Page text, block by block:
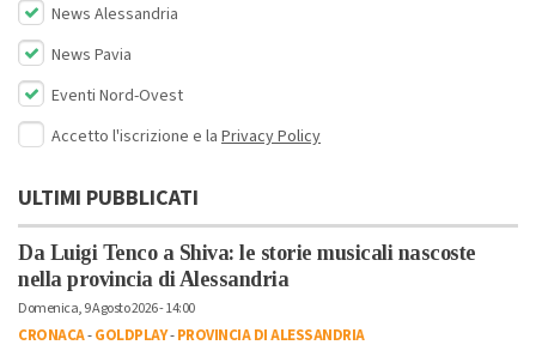
News Alessandria
News Pavia
Eventi Nord-Ovest
Accetto l'iscrizione e la Privacy Policy
ULTIMI PUBBLICATI
Da Luigi Tenco a Shiva: le storie musicali nascoste
nella provincia di Alessandria
Domenica, 9 Agosto 2026 - 14:00
CRONACA-GOLDPLAY-PROVINCIA DI ALESSANDRIA